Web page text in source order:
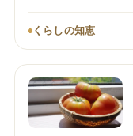
くらしの知恵